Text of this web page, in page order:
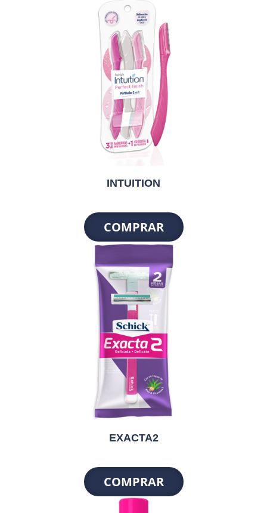
INTUITION
COMPRAR
EXACTA2
COMPRAR